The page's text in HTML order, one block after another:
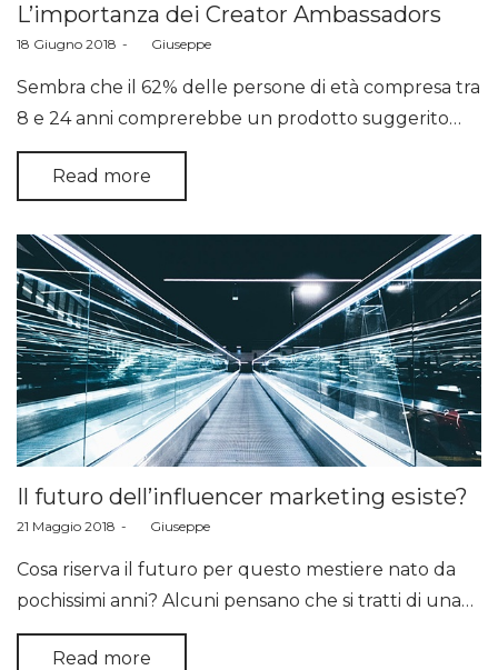
L’importanza dei Creator Ambassadors
Posted
18 Giugno 2018 Giuseppe
Sembra che il 62% delle persone di età compresa tra
8 e 24 anni comprerebbe un prodotto suggerito…
Read more
Il futuro dell’influencer marketing esiste?
Posted
21 Maggio 2018 Giuseppe
Cosa riserva il futuro per questo mestiere nato da
pochissimi anni? Alcuni pensano che si tratti di una…
Read more